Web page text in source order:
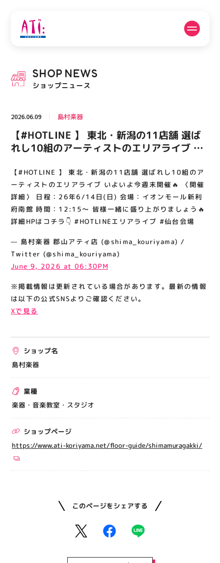
PICK UP NEWS
ピックアップニュース
フロアガイド 営業時間
ACCESS
アクセス・駐車場
RECRUIT
スタッフ募集
関連情報
お知らせ
お問い合わせ
サイトポリシー
運営会社
出店をご検討の方へ
催事出店募集
アティビジョンについて
SHOP NEWS
ショップニュース
2026.06.09 島村楽器
【#HOTLINE 】 東北・新潟の11店舗 選ば
れし10組のアーティストのエリアライブ い
年6/14日(日) 会場：イオンモール新利府南
館 時間：12:15～ 皆様一緒に盛り上がりま
しょう🔥 詳細HPはコチラ👇 #HOTLINEエリ
アライブ #仙台会場
【#HOTLINE 】 東北・新潟の11店舗 選ばれし10組のア
ーティストのエリアライブ いよいよ今週末開催🔥 〈開催
詳細〉 日程：26年6/14日(日) 会場：イオンモール新利
府南館 時間：12:15～ 皆様一緒に盛り上がりましょう🔥
詳細HPはコチラ👇 #HOTLINEエリアライブ #仙台会場
— 島村楽器 郡山アティ店 (@shima_kouriyama) /
Twitter (@shima_kouriyama)
June 9, 2026 at 06:30PM
※掲載情報は更新されている場合があります。最新の情報
は以下の公式SNSよりご確認ください。
Xで見る
ショップ名
島村楽器
業種
楽器・音楽教室・スタジオ
ショップページ
https://www.ati-koriyama.net/floor-guide/shimamuragakki/
このページをシェアする